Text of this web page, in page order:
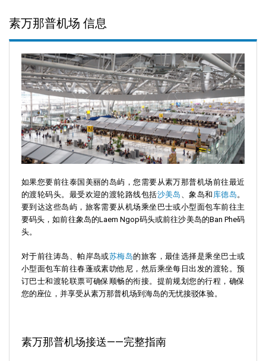
素万那普机场 信息
如果您要前往泰国美丽的岛屿，您需要从素万那普机场前往最近
的渡轮码头。最受欢迎的渡轮路线包括沙美岛 、象岛和 库德岛。
要到达这些岛屿，旅客需要从机场乘坐巴士或小型面包车前往主
要码头，如前往象岛的Laem Ngop码头或前往沙美岛的Ban Phe码
头。
对于前往涛岛、帕岸岛或苏梅岛的旅客，最佳选择是乘坐巴士或
小型面包车前往春蓬或素叻他尼，然后乘坐每日出发的渡轮。预
订巴士和渡轮联票可确保顺畅的衔接。提前规划您的行程，确保
您的座位，并享受从素万那普机场到海岛的无忧接驳体验。
素万那普机场接送——完整指南